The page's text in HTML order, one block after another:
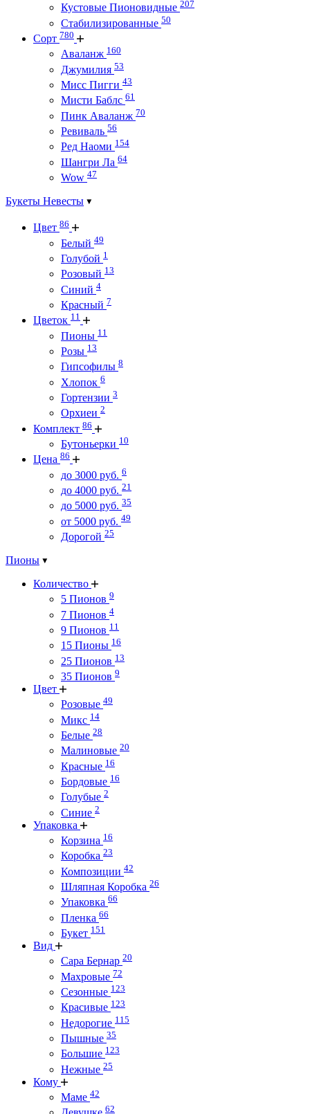
Кустовые Пионовидные 207
Стабилизированные 50
Сорт 780
Аваланж 160
Джумилия 53
Мисс Пигги 43
Мисти Баблс 61
Пинк Аваланж 70
Ревиваль 56
Ред Наоми 154
Шангри Ла 64
Wow 47
Букеты Невесты
Цвет 86
Белый 49
Голубой 1
Розовый 13
Синий 4
Красный 7
Цветок 11
Пионы 11
Розы 13
Гипсофилы 8
Хлопок 6
Гортензии 3
Орхиеи 2
Комплект 86
Бутоньерки 10
Цена 86
до 3000 руб. 6
до 4000 руб. 21
до 5000 руб. 35
от 5000 руб. 49
Дорогой 25
Пионы
Количество
5 Пионов 9
7 Пионов 4
9 Пионов 11
15 Пионы 16
25 Пионов 13
35 Пионов 9
Цвет
Розовые 49
Микс 14
Белые 28
Малиновые 20
Красные 16
Бордовые 16
Голубые 2
Синие 2
Упаковка
Корзина 16
Коробка 23
Композиции 42
Шляпная Коробка 26
Упаковка 66
Пленка 66
Букет 151
Вид
Сара Бернар 20
Махровые 72
Сезонные 123
Красивые 123
Недорогие 115
Пышные 35
Большие 123
Нежные 25
Кому
Маме 42
62